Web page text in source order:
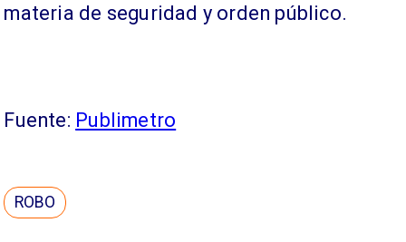
materia de seguridad y orden público.
Fuente: Publimetro
ROBO